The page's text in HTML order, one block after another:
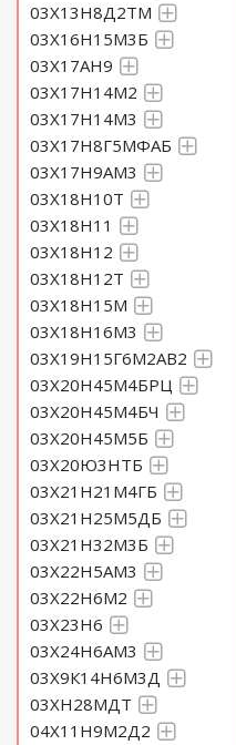
03Х13Н8Д2ТМ
03Х16Н15М3Б
03Х17АН9
03Х17Н14М2
03Х17Н14М3
03Х17Н8Г5МФАБ
03Х17Н9АМ3
03Х18Н10Т
03Х18Н11
03Х18Н12
03Х18Н12Т
03Х18Н15М
03Х18Н16М3
03Х19Н15Г6М2АВ2
03Х20Н45М4БРЦ
03Х20Н45М4БЧ
03Х20Н45М5Б
03Х20Ю3НТБ
03Х21Н21М4ГБ
03Х21Н25М5ДБ
03Х21Н32М3Б
03Х22Н5АМ3
03Х22Н6М2
03Х23Н6
03Х24Н6АМ3
03Х9К14Н6М3Д
03ХН28МДТ
04Х11Н9М2Д2